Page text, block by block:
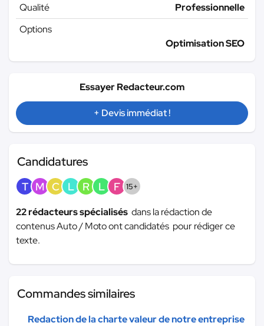
Qualité
Professionnelle
Options
Optimisation SEO
Essayer Redacteur.com
+ Devis immédiat !
Candidatures
T M C L R L F 15+
22 rédacteurs spécialisés dans la rédaction de
contenus Auto / Moto ont candidatés pour rédiger ce
texte.
Commandes similaires
Redaction de la charte valeur de notre entreprise